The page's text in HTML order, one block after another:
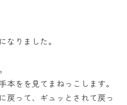
なりました。
をを見てまねっこします。
戻って、ギュッとされて戻っ